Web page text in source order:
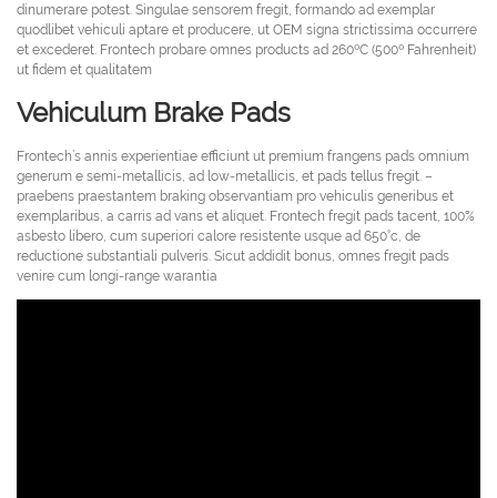
dinumerare potest. Singulae sensorem fregit, formando ad exemplar
quodlibet vehiculi aptare et producere, ut OEM signa strictissima occurrere
et excederet. Frontech probare omnes products ad 260ºC (500º Fahrenheit)
ut fidem et qualitatem
Vehiculum Brake Pads
Frontech’s annis experientiae efficiunt ut premium frangens pads omnium
generum e semi-metallicis, ad low-metallicis, et pads tellus fregit. –
praebens praestantem braking observantiam pro vehiculis generibus et
exemplaribus, a carris ad vans et aliquet. Frontech fregit pads tacent, 100%
asbesto libero, cum superiori calore resistente usque ad 650°c, de
reductione substantiali pulveris. Sicut addidit bonus, omnes fregit pads
venire cum longi-range warantia